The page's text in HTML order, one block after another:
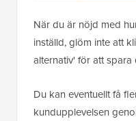
När du är nöjd med
inställd, glöm inte att
alternativ' för att spara
Du kan eventuellt få
kundupplevelsen